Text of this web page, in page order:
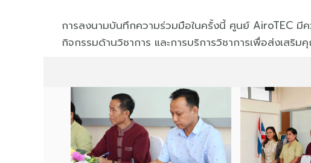
การลงนามบันทึกความร่วมมือในครั้งนี้ ศูนย์ AiroTEC มี
กิจกรรมด้านวิชาการ และการบริการวิชาการเพื่อส่งเส